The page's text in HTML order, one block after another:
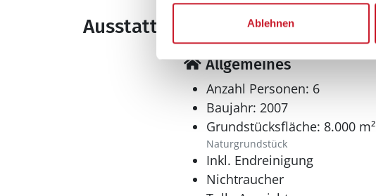
Ablehnen
Ausstattung
Allgemeines
Anzahl Personen: 6
Baujahr: 2007
Grundstücksfläche: 8.000 m²
Naturgrundstück
Inkl. Endreinigung
Nichtraucher